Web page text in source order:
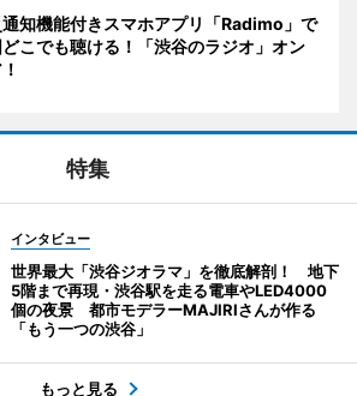
通知機能付きスマホアプリ「Radimo」で
こでも聴ける！「渋谷のラジオ」オン
特集
インタビュー
世界最大「渋谷ジオラマ」を徹底解剖！ 地下
5階まで再現・渋谷駅を走る電車やLED4000
個の夜景 都市モデラーMAJIRIさんが作る
「もう一つの渋谷」
もっと見る